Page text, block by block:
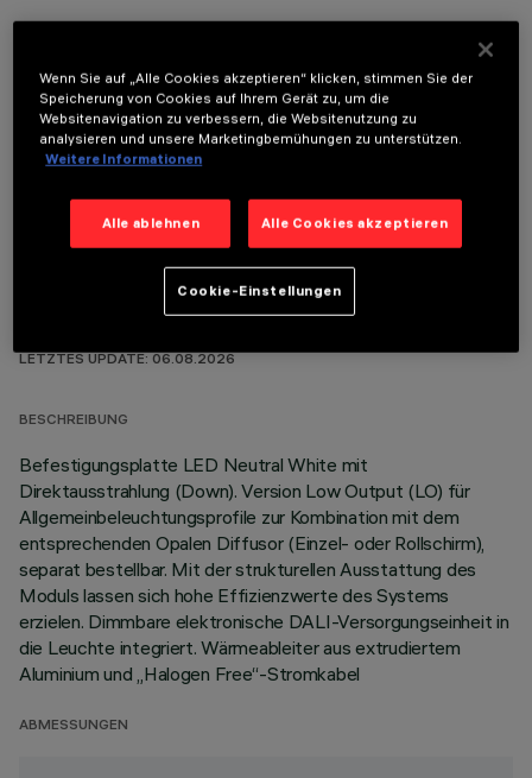
OPTIONALE KOMPONENTEN
TECHNISCHE DATEN
LETZTES UPDATE: 06.08.2026
BESCHREIBUNG
Befestigungsplatte LED Neutral White mit
Direktausstrahlung (Down). Version Low Output (LO) für
Allgemeinbeleuchtungsprofile zur Kombination mit dem
entsprechenden Opalen Diffusor (Einzel- oder Rollschirm),
separat bestellbar. Mit der strukturellen Ausstattung des
Moduls lassen sich hohe Effizienzwerte des Systems
erzielen. Dimmbare elektronische DALI-Versorgungseinheit in
die Leuchte integriert. Wärmeableiter aus extrudiertem
Aluminium und „Halogen Free“-Stromkabel
ABMESSUNGEN
Wenn Sie auf „Alle Cookies akzeptieren“ klicken, stimmen Sie der
Speicherung von Cookies auf Ihrem Gerät zu, um die
Websitenavigation zu verbessern, die Websitenutzung zu
analysieren und unsere Marketingbemühungen zu unterstützen.
Weitere Informationen
Alle ablehnen Alle Cookies akzeptieren
Cookie-Einstellungen